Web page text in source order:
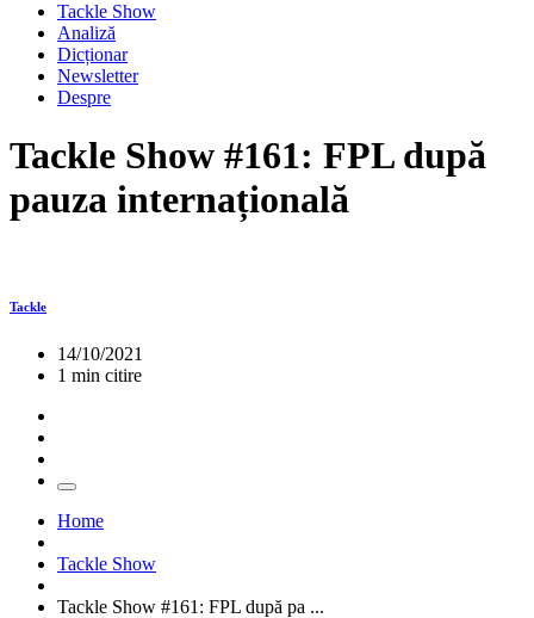
Tackle Show
Analiză
Dicționar
Newsletter
Despre
Tackle Show #161: FPL după
pauza internațională
Tackle
14/10/2021
1 min citire
Home
Tackle Show
Tackle Show #161: FPL după pa ...